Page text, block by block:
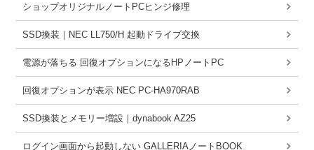
ショップオリジナルノートPCヒンジ修理
SSD換装｜NEC LL750/H 起動ドライブ交換
電源が落ちる 回復オプションになるHPノートPC
回復オプションが表示 NEC PC-HA970RAB
SSD換装とメモリー増設｜dynabook AZ25
ログイン画面から起動しない GALLERIAノートBOOK